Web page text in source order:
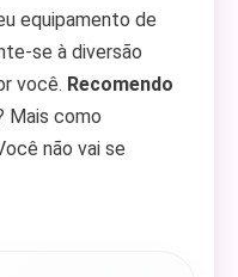
equipamento de
se à diversão
você. Recomendo
Mais como
não vai se